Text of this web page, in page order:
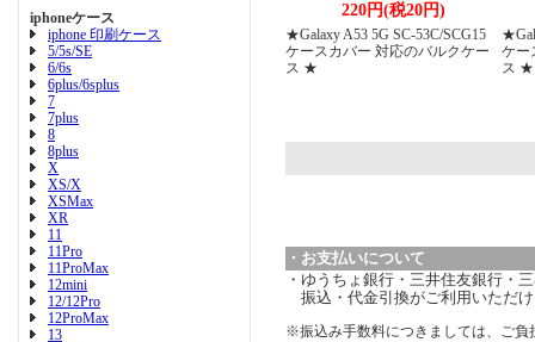
iphoneケース
iphone 印刷ケース
5/5s/SE
6/6s
6plus/6splus
7
7plus
8
8plus
X
XS/X
XSMax
XR
11
11Pro
11ProMax
12mini
12/12Pro
12ProMax
13
220円(税20円)
★Galaxy A53 5G SC-53C/SCG15
ケースカバー 対応のバルクケー
ス ★
ケー
ス ★
・お支払いについて
・ゆうちょ銀行・三井住友銀行・
振込・代金引換がご利用いただ
※振込み手数料につきましては、ご負